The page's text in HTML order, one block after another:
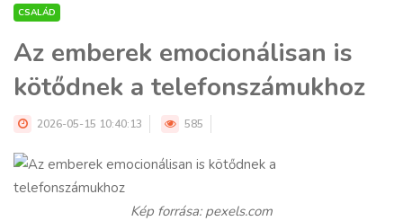
CSALÁD
Az emberek emocionálisan is
kötődnek a telefonszámukhoz
2026-05-15 10:40:13 585
Kép forrása: pexels.com